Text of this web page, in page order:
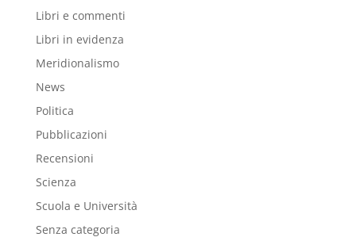
Libri e commenti
Libri in evidenza
Meridionalismo
News
Politica
Pubblicazioni
Recensioni
Scienza
Scuola e Università
Senza categoria